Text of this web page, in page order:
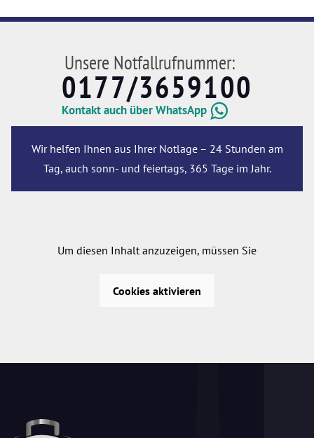
Unsere Notfallrufnummer:
0177/3659100
Kontakt auch über WhatsApp
Wir helfen Ihnen aus Ihrer Notlage – 24 Stunden am
Tag, auch sonn- und feiertags, 365 Tage im Jahr.
Um diesen Inhalt anzuzeigen, müssen Sie
Cookies aktivieren